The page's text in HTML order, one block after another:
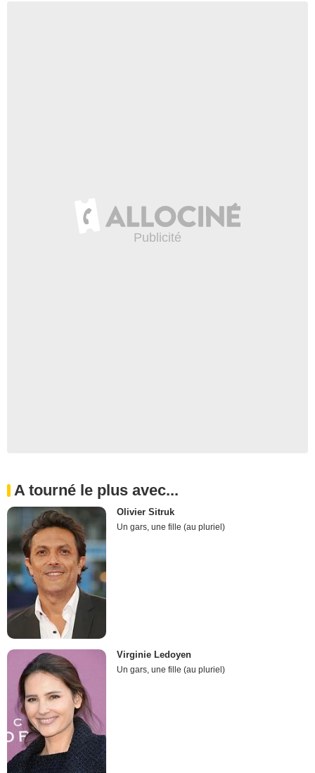
A tourné le plus avec...
Olivier Sitruk
Un gars, une fille (au pluriel)
Virginie Ledoyen
Un gars, une fille (au pluriel)